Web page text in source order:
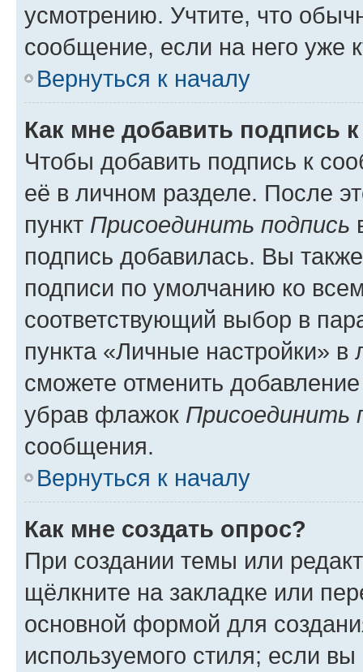
усмотрению. Учтите, что
сообщение, если на него уже
Вернуться к началу
Как мне добавить подпись
Чтобы добавить подпись к
её в личном разделе. После
пункт Присоединить подпись
подпись добавилась. Вы
подписи по умолчанию ко
соответствующий выбор в
пункта «Личные настройки»
сможете отменить
убрав флажок Присоединить
сообщения.
Вернуться к началу
Как мне создать опрос?
При создании темы или
щёлкните на закладке или
основной формой для
используемого стиля; если